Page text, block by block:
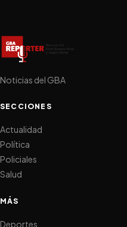
Noticias del GBA
SECCIONES
Actualidad
Política
Policiales
Salud
MÁS
Deportes